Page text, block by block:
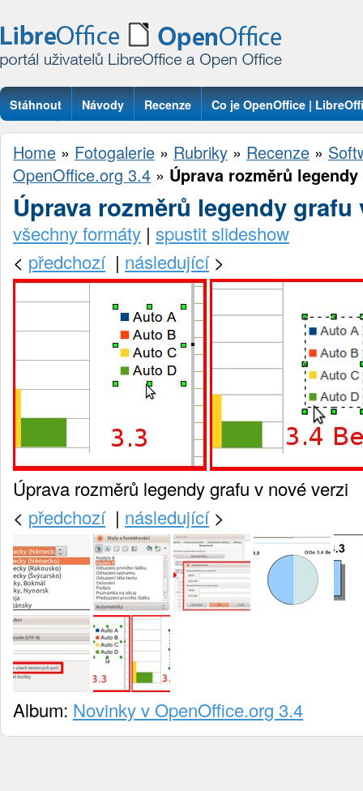
Stáhnout Návody Recenze Co je OpenOffice |
Otázky
Home » Fotogalerie » Rubriky » Recenze »
OpenOffice.org 3.4 » Úprava rozměrů
Úprava rozměrů legendy grafu
všechny formáty | spustit slideshow
< předchozí| následující>
Úprava rozměrů legendy grafu v nové verzi
< předchozí| následující>
Album: Novinky v OpenOffice.org 3.4